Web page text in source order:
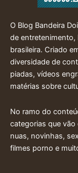
O Blog Bandeira
de
brasileira. Criado
diversidade de
piadas, vídeos
matérias sobre
No ramo do
categorias que
nuas, novinhas,
filmes porno e